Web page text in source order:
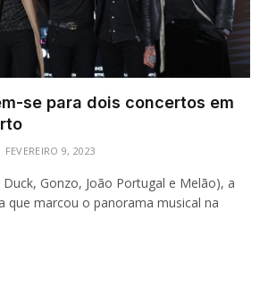
se para dois concertos em
FEVEREIRO 9, 2023
Duck, Gonzo, João Portugal e Melão), a
que marcou o panorama musical na